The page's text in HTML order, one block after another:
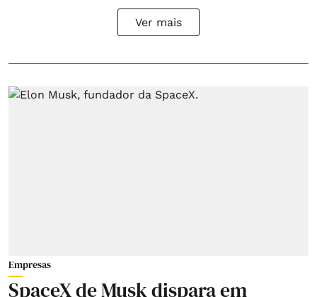
Ver mais
Empresas
SpaceX de Musk dispara em